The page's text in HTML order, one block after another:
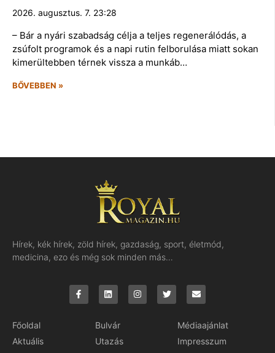
2026. augusztus. 7. 23:28
– Bár a nyári szabadság célja a teljes regenerálódás, a
zsúfolt programok és a napi rutin felborulása miatt sokan
kimerültebben térnek vissza a munkáb…
BŐVEBBEN »
Hírek, kék hírek, zöld hírek, gazdaság, sport, életmód,
medicina, ezo és még sok minden más…
Főoldal
Aktuális
Bulvár
Utazás
Médiaajánlat
Impresszum